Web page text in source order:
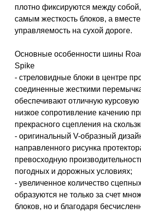
плотно фиксируются между
самым жесткость блоков, а
управляемость на сухой дороге.
Основные особенности шины
Spike
- стреловидные блоки в центре
соединенные жесткими
обеспечивают отличную курсовую
низкое сопротивление качению
прекрасного сцепления на
- оригинальный V-образный
направленного рисунка
превосходную
погодных и дорожных условиях;
- увеличенное количество
образуются не только за счет
блоков, но и благодаря